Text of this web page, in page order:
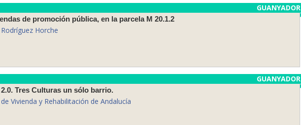
GUANYADOR
de promoción pública, en la parcela M 20.1.2
Horche
GUANYADOR
Tres Culturas un sólo barrio.
Vivienda y Rehabilitación de Andalucía